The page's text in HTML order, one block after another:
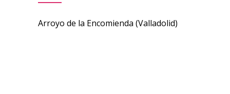
Arroyo de la Encomienda (Valladolid)